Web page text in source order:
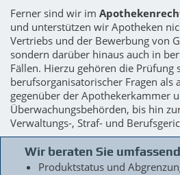
Ferner sind wir im
und unterstützen wir Apotheken
Vertriebs und der Bewerbung von
sondern darüber hinaus auch in
Fällen. Hierzu gehören die Prüfung
berufsorganisatorischer Fragen als
gegenüber der Apothekerkammer
Überwachungsbehörden, bis hin
Verwaltungs-, Straf- und
Wir beraten Sie
Produktstatus und